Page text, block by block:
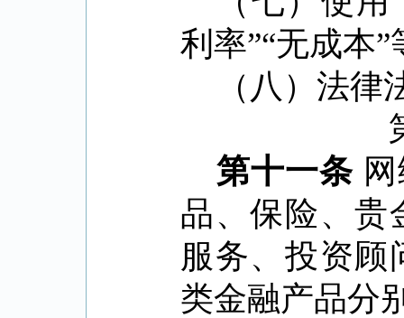
利率”“无成本”
（八）法
第十一条
品、保险、贵
服务、投资顾
类金融产品分